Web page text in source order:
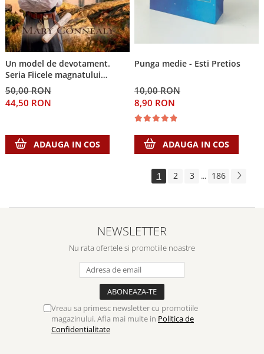
Un model de devotament.
Seria Fiicele magnatului
forestier 3
50,00 RON
44,50 RON
ADAUGA IN COS
Punga medie - Esti Pretios
10,00 RON
8,90 RON
ADAUGA IN COS
1 2 3 ... 186
NEWSLETTER
Nu rata ofertele si promotiile noastre
Vreau sa primesc newsletter cu promotiile
magazinului. Afla mai multe in Politica de
Confidentialitate